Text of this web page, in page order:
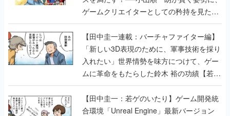
ゲームクリエイターとしての矜持を見た
【若ゲのいたり最終回】
【田中圭一連載：バーチャファイター編】
「新しい3D表現のために、軍事技術を採り
入れたい」世界情勢を味方につけて、ゲー
ムに革命をもたらした鈴木 裕の功績【若ゲ
のいたり】
【田中圭一：若ゲのいたり】ゲーム開発統
合環境「Unreal Engine」最新バージョン